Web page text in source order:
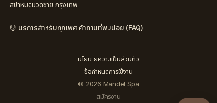
สปาหมอนวดชาย กรุงเทพ
💆 บริการสำหรับทุกเพศ คำถามที่พบบ่อย (FAQ)
นโยบายความเป็นส่วนตัว
ข้อกำหนดการใช้งาน
© 2026 Mandel Spa
สมัครงาน